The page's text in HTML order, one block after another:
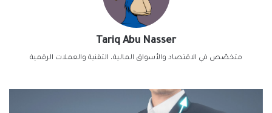
Tariq Abu Nasser
متخصّص في الاقتصاد والأسواق المالية، التقنية والعملات الرقمية